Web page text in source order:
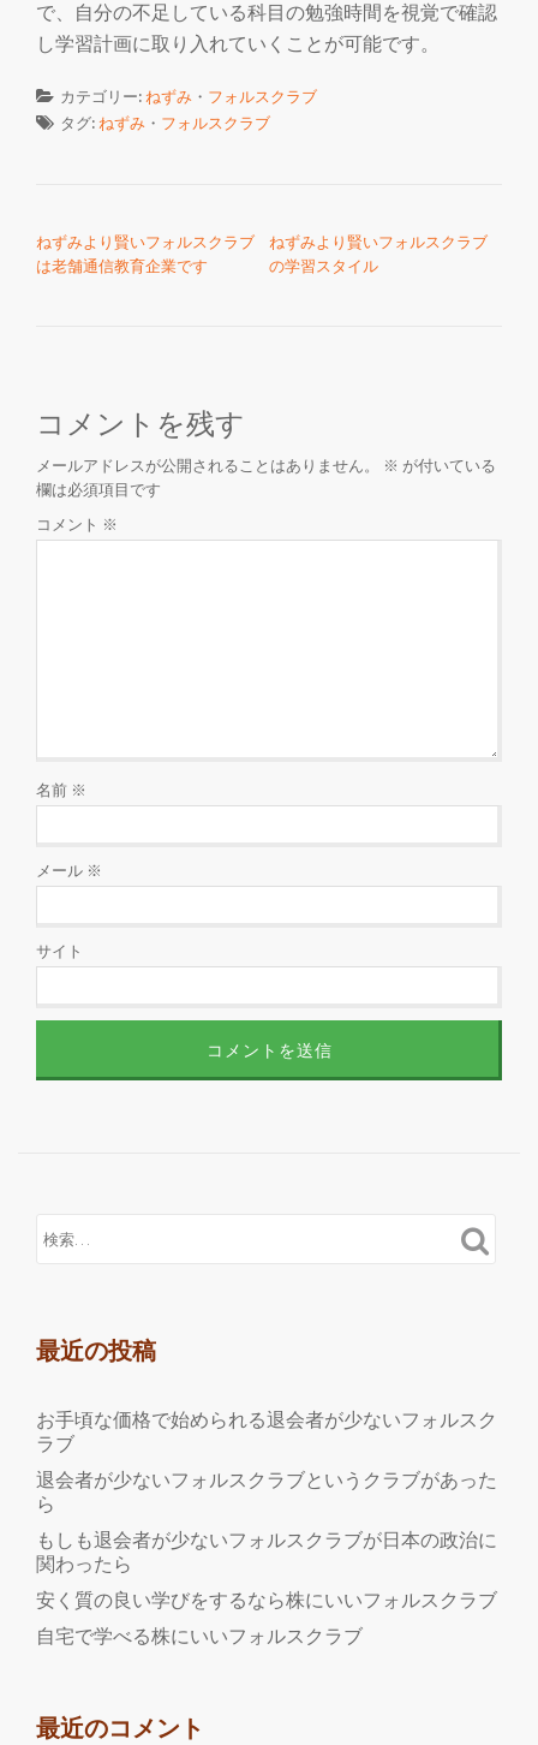
で、自分の不足している科目の勉強時間を視覚で確認
し学習計画に取り入れていくことが可能です。
カテゴリー: ねずみ ・ フォルスクラブ
タグ: ねずみ ・ フォルスクラブ
ねずみより賢いフォルスクラブ
は老舗通信教育企業です
ねずみより賢いフォルスクラブ
の学習スタイル
コメントを残す
メールアドレスが公開されることはありません。 ※ が付いている
欄は必須項目です
コメント ※
名前 ※
メール ※
サイト
最近の投稿
お手頃な価格で始められる退会者が少ないフォルスク
ラブ
退会者が少ないフォルスクラブというクラブがあった
ら
もしも退会者が少ないフォルスクラブが日本の政治に
関わったら
安く質の良い学びをするなら株にいいフォルスクラブ
自宅で学べる株にいいフォルスクラブ
最近のコメント